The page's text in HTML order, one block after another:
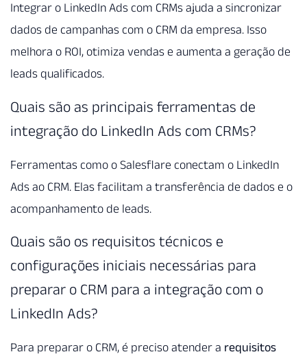
Integrar o LinkedIn Ads com CRMs ajuda a sincronizar
dados de campanhas com o CRM da empresa. Isso
melhora o ROI, otimiza vendas e aumenta a geração de
leads qualificados.
Quais são as principais ferramentas de
integração do LinkedIn Ads com CRMs?
Ferramentas como o Salesflare conectam o LinkedIn
Ads ao CRM. Elas facilitam a transferência de dados e o
acompanhamento de leads.
Quais são os requisitos técnicos e
configurações iniciais necessárias para
preparar o CRM para a integração com o
LinkedIn Ads?
Para preparar o CRM, é preciso atender a requisitos